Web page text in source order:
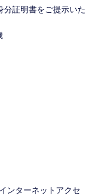
分証明書をご提示いた
ンターネットアクセ